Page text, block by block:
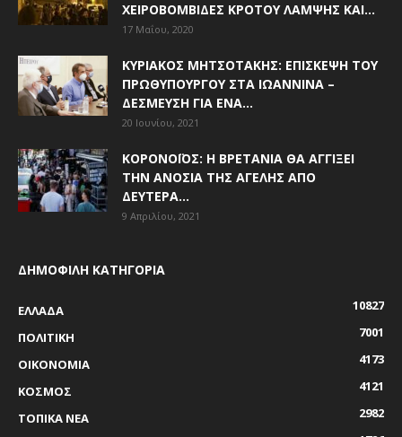
ΧΕΙΡΟΒΟΜΒΊΔΕΣ ΚΡΌΤΟΥ ΛΆΜΨΗΣ ΚΑΙ...
17 Μαΐου, 2020
ΚΥΡΙΆΚΟΣ ΜΗΤΣΟΤΆΚΗΣ: ΕΠΊΣΚΕΨΗ ΤΟΥ
ΠΡΩΘΥΠΟΥΡΓΟΎ ΣΤΑ ΙΩΆΝΝΙΝΑ –
ΔΈΣΜΕΥΣΗ ΓΙΑ ΈΝΑ...
20 Ιουνίου, 2021
ΚΟΡΟΝΟΪΌΣ: Η ΒΡΕΤΑΝΊΑ ΘΑ ΑΓΓΊΞΕΙ
ΤΗΝ ΑΝΟΣΊΑ ΤΗΣ ΑΓΈΛΗΣ ΑΠΌ
ΔΕΥΤΈΡΑ...
9 Απριλίου, 2021
ΔΗΜΟΦΙΛΗ ΚΑΤΗΓΟΡΙΑ
ΕΛΛΑΔΑ
10827
ΠΟΛΙΤΙΚΗ
7001
ΟΙΚΟΝΟΜΙΑ
4173
ΚΟΣΜΟΣ
4121
ΤΟΠΙΚΑ ΝΕΑ
2982